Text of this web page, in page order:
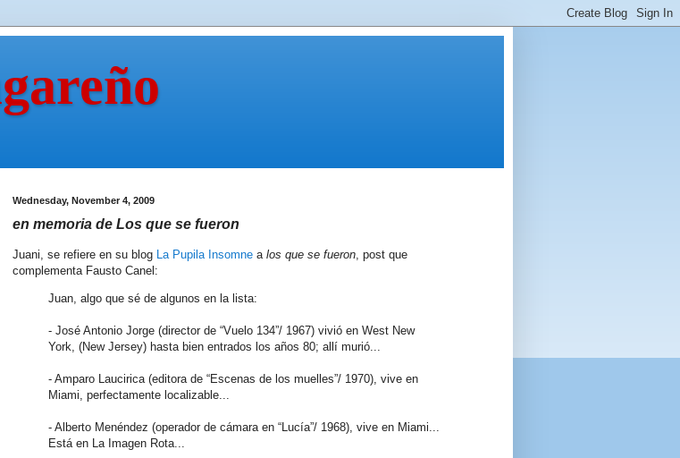
Wednesday, November 4, 2009
en memoria de Los que se fueron
Juani, se refiere en su blog La Pupila Insomne a los que se fueron, post que
complementa Fausto Canel:
Juan, algo que sé de algunos en la lista:
- José Antonio Jorge (director de “Vuelo 134”/ 1967) vivió en West New
York, (New Jersey) hasta bien entrados los años 80; allí murió...
- Amparo Laucirica (editora de “Escenas de los muelles”/ 1970), vive en
Miami, perfectamente localizable...
- Alberto Menéndez (operador de cámara en “Lucía”/ 1968), vive en Miami...
Está en La Imagen Rota...